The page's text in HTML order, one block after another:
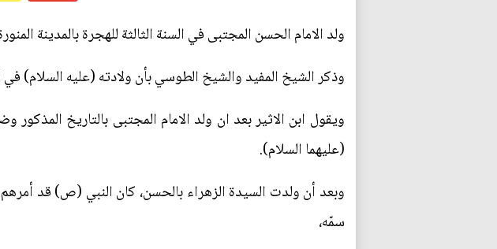
ولد الامام الحسن المجتبى في السنة الثالثة للهجرة بالمدينة
وذكر الشيخ المفيد والشيخ الطوسي بأن ولادته (عليه السلام) في 15 شهر رمضان السنة الثالثة للهجرة..
ويقول ابن الاثير بعد ان ولد الامام المجتبى بالتاريخ
(عليهما السلام).
وبعد أن ولدت السيدة الزهراء بالحسن، كان النبي (ص) قد
سمّه،